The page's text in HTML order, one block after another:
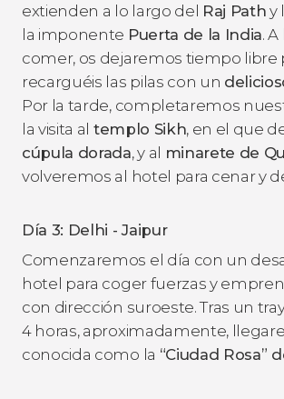
extienden a lo largo del Raj Path y
la imponente Puerta de la India.
comer, os dejaremos tiempo libre
recarguéis las pilas con un
Por la tarde, completaremos
la visita al templo Sikh, en el que
cúpula dorada, y al minarete de
volveremos al hotel para cenar y
Día 3: Delhi - Jaipur
Comenzaremos el día con un
hotel para coger fuerzas y
con dirección suroeste. Tras un
4 horas, aproximadamente,
conocida como la “Ciudad Rosa”